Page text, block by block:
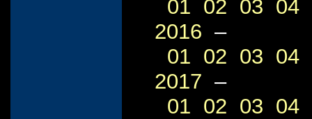
01 02 03 04
2016 –
01 02 03 04
2017 –
01 02 03 04